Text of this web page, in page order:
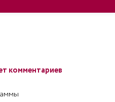
комментариев